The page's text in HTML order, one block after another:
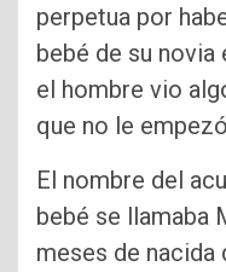
perpetua por
bebé de su
el hombre vio
que no le
El nombre del
bebé se llamaba
meses de nacida